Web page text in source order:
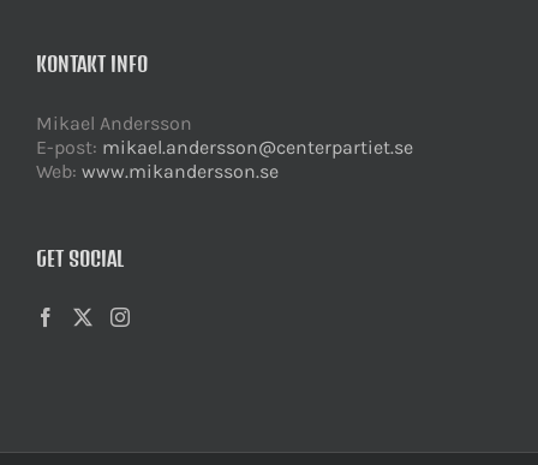
KONTAKT INFO
Mikael Andersson
E-post: mikael.andersson@centerpartiet.se
Web: www.mikandersson.se
GET SOCIAL